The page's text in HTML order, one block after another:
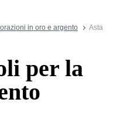
in oro e argento
Asta
per la